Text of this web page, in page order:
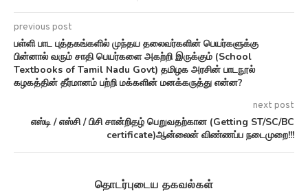
previous post
பள்ளி பாட புத்தகங்களில் முந்தய தலைவர்களின் பெயர்களுக்கு
பின்னால் வரும் சாதி பெயர்களை அகற்றி இருக்கும் (School
Textbooks of Tamil Nadu Govt) தமிழக அரசின் பாடநூல்
கழகத்தின் தீர்மானம் பற்றி மக்களின் மனக்கருத்து என்ன?
next post
எஸ்டி / எஸ்சி / பிசி சான்றிதழ் பெறுவதற்கான (Getting ST/SC/BC
certificate)ஆன்லைன் விண்ணப்ப நடைமுறை!!!
தொடர்புடைய தகவல்கள்